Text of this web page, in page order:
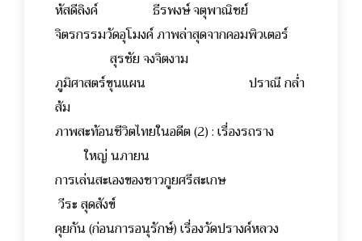
หัสดีลิงค์ ธีรพงษ์ จตุพาณิชย์
จิตรกรรมวัดอุโมงค์ ภาพล่าสุดจากคอมพิวเตอร์
สุรชัย จงจิตงาม
ภูมิศาสตร์ขุนแผน ปราณี กล่ำ
ส้ม
ภาพสะท้อนชีวิตไทยในอดีต (2) : เรื่องรถราง
ใหญ่ นภายน
การเล่นสะเองของชาวกูยศรีสะเกษ
วีระ สุดสังข์
คุยกัน (ก่อนการอนุรักษ์) เรื่องวัดปรางค์หลวง